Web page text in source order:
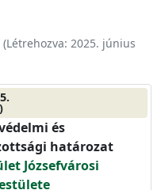
(Létrehozva: 2025. június
és
határozat
Józsefvárosi